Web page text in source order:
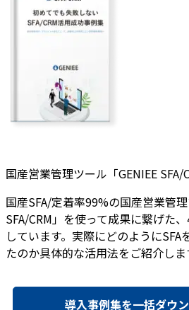
国産営業管理ツール「GENIEE
国産SFA/定着率99%の国産営業管
SFA/CRM」を使って成果に繋げた
しています。実際にどのように
たのか具体的な活用法をご紹介しま
導入事例集を一括ダウ